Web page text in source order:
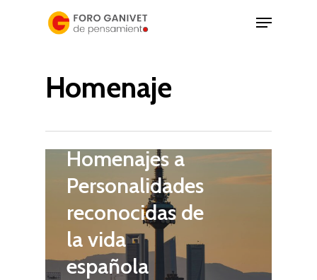
Menu
Homenaje
17 de enero de 2024
Homenajes a
Personalidades
reconocidas de
la vida
española